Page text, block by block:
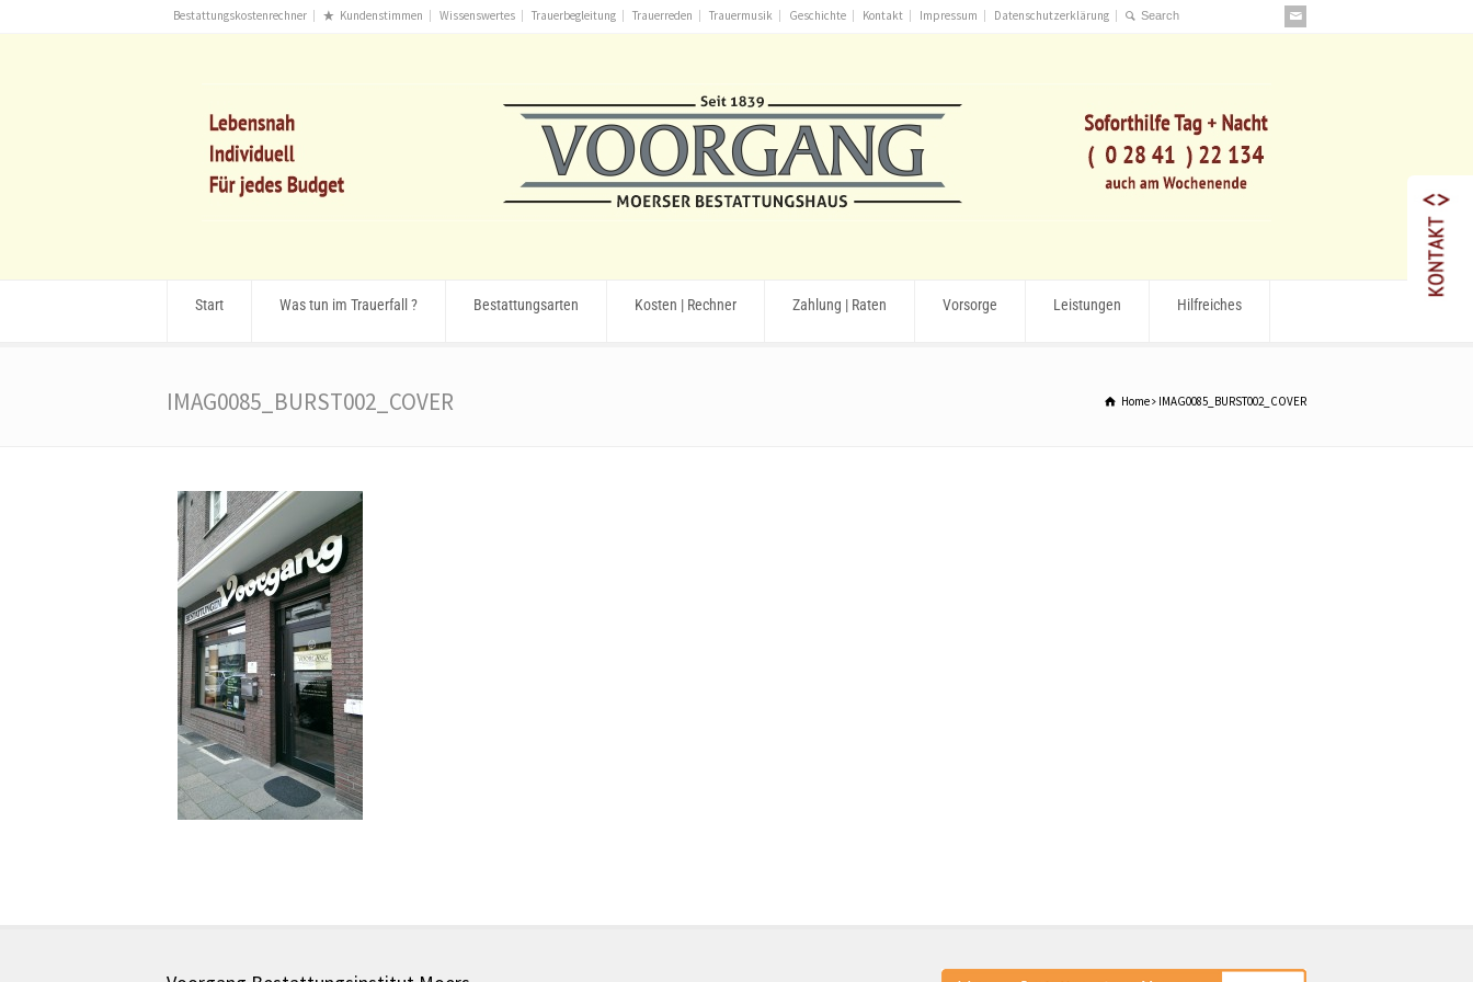
Bestattungskostenrechner Kundenstimmen Wissenswertes Trauerbegleitung Trauerreden Trauermusik Geschichte Kontakt Impressum Datenschutzerklärung
Start Was tun im Trauerfall ? Bestattungsarten Kosten | Rechner Zahlung | Raten Vorsorge Leistungen Hilfreiches
IMAG0085_BURST002_COVER Home IMAG0085_BURST002_COVER